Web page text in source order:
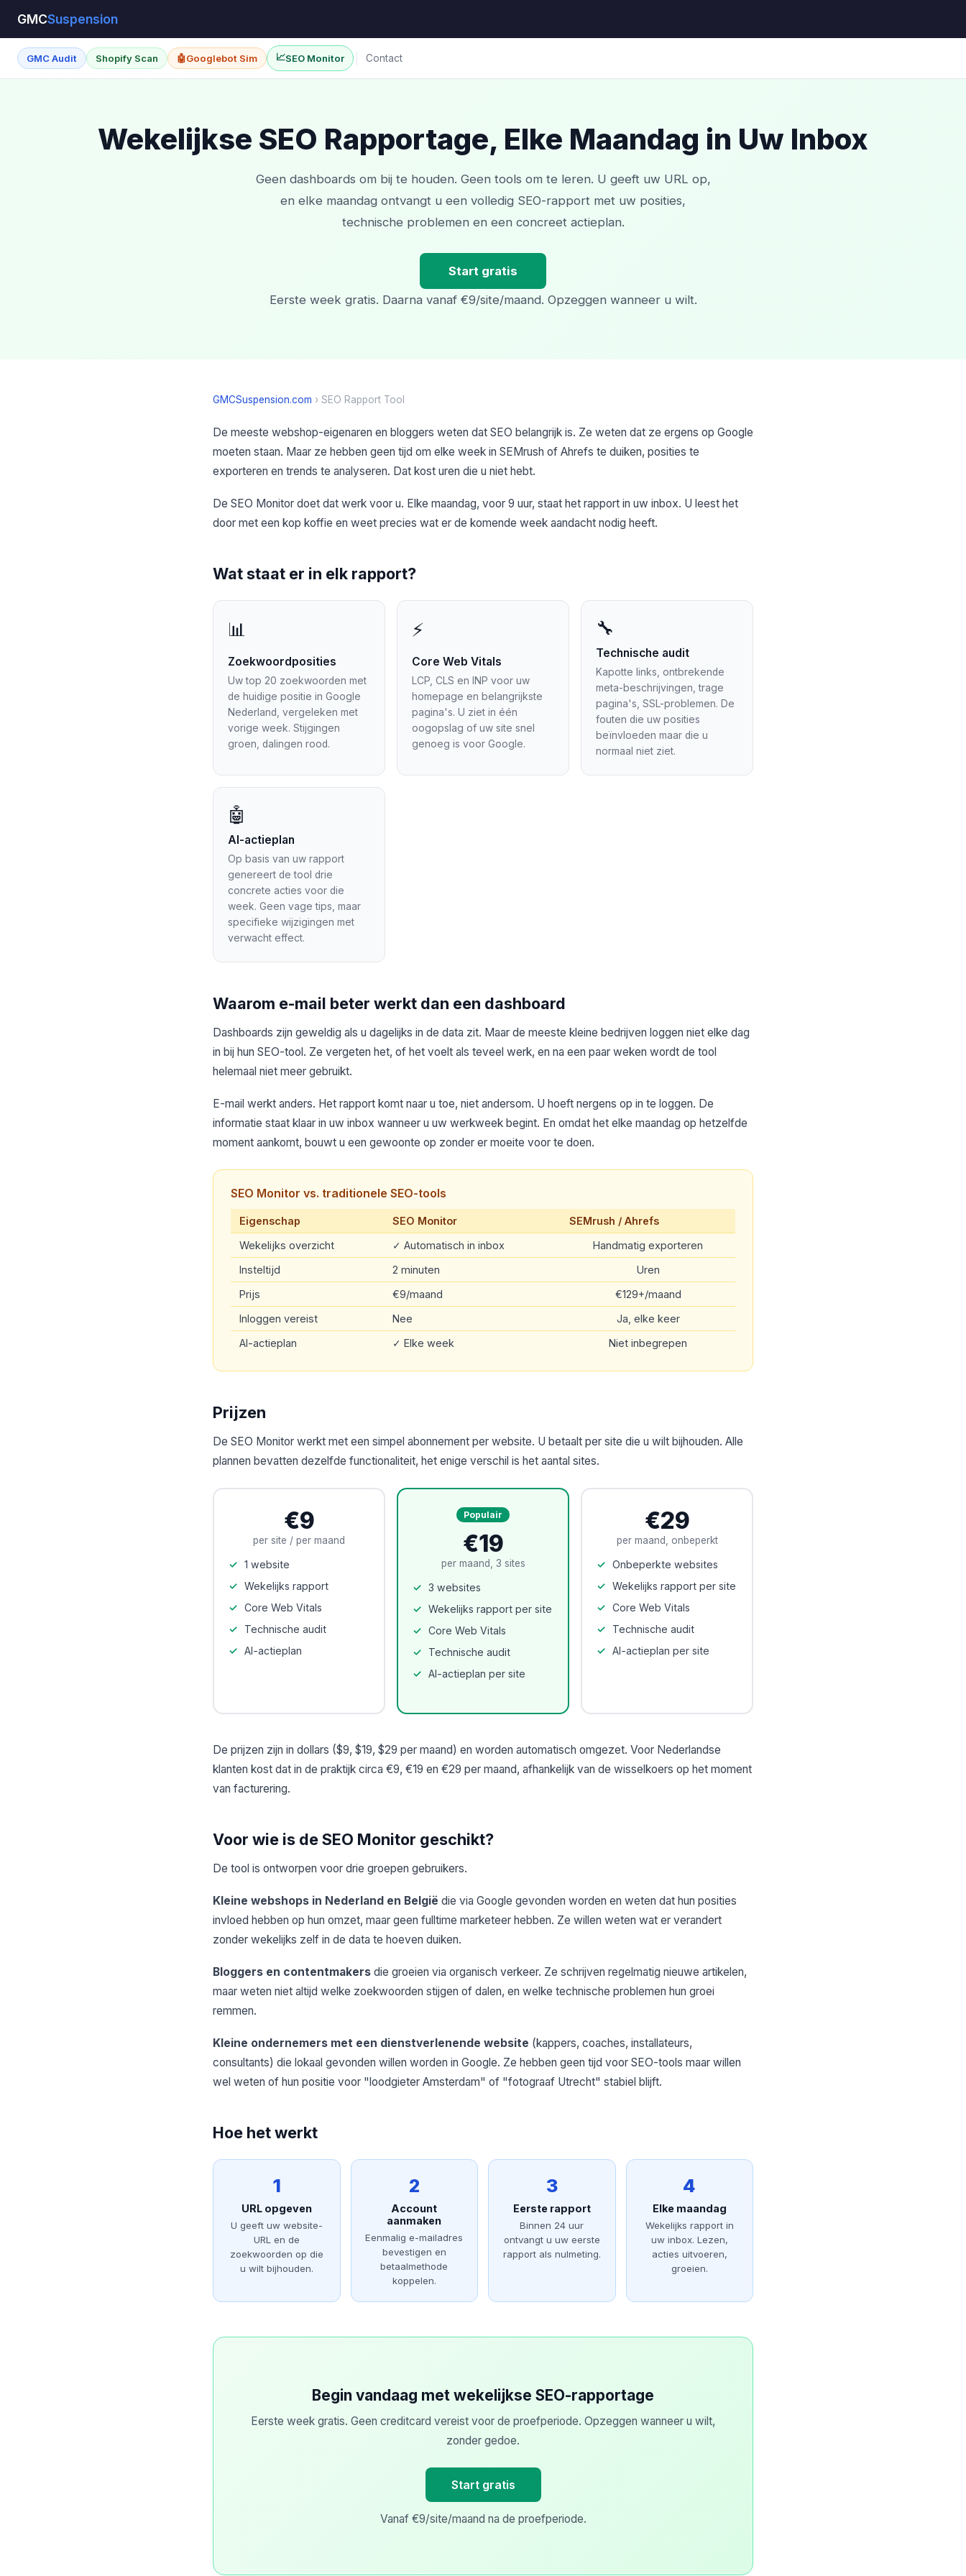
GMCSuspension
GMC Audit Shopify Scan 🤖Googlebot Sim 📈SEO Monitor Contact
Wekelijkse SEO Rapportage, Elke Maandag in Uw Inbox
Geen dashboards om bij te houden. Geen tools om te leren. U geeft uw URL op,
en elke maandag ontvangt u een volledig SEO-rapport met uw posities,
technische problemen en een concreet actieplan.
Start gratis
Eerste week gratis. Daarna vanaf €9/site/maand. Opzeggen wanneer u wilt.
GMCSuspension.com › SEO Rapport Tool
De meeste webshop-eigenaren en bloggers weten dat SEO belangrijk is. Ze weten dat ze ergens op Google
moeten staan. Maar ze hebben geen tijd om elke week in SEMrush of Ahrefs te duiken, posities te
exporteren en trends te analyseren. Dat kost uren die u niet hebt.
De SEO Monitor doet dat werk voor u. Elke maandag, voor 9 uur, staat het rapport in uw inbox. U leest het
door met een kop koffie en weet precies wat er de komende week aandacht nodig heeft.
Wat staat er in elk rapport?
📊
Zoekwoordposities
Uw top 20 zoekwoorden met
de huidige positie in Google
Nederland, vergeleken met
vorige week. Stijgingen
groen, dalingen rood.
⚡
Core Web Vitals
LCP, CLS en INP voor uw
homepage en belangrijkste
pagina's. U ziet in één
oogopslag of uw site snel
genoeg is voor Google.
🔧
Technische audit
Kapotte links, ontbrekende
meta-beschrijvingen, trage
pagina's, SSL-problemen. De
fouten die uw posities
beïnvloeden maar die u
normaal niet ziet.
🤖
AI-actieplan
Op basis van uw rapport
genereert de tool drie
concrete acties voor die
week. Geen vage tips, maar
specifieke wijzigingen met
verwacht effect.
Waarom e-mail beter werkt dan een dashboard
Dashboards zijn geweldig als u dagelijks in de data zit. Maar de meeste kleine bedrijven loggen niet elke dag
in bij hun SEO-tool. Ze vergeten het, of het voelt als teveel werk, en na een paar weken wordt de tool
helemaal niet meer gebruikt.
E-mail werkt anders. Het rapport komt naar u toe, niet andersom. U hoeft nergens op in te loggen. De
informatie staat klaar in uw inbox wanneer u uw werkweek begint. En omdat het elke maandag op hetzelfde
moment aankomt, bouwt u een gewoonte op zonder er moeite voor te doen.
SEO Monitor vs. traditionele SEO-tools
Eigenschap SEO Monitor
SEMrush / Ahrefs
Wekelijks overzicht
✓ Automatisch in inbox
Handmatig exporteren
Insteltijd
2 minuten
Uren
Prijs
€9/maand
€129+/maand
Inloggen vereist
Nee
Ja, elke keer
AI-actieplan
✓ Elke week Niet inbegrepen
Prijzen
De SEO Monitor werkt met een simpel abonnement per website. U betaalt per site die u wilt bijhouden. Alle
plannen bevatten dezelfde functionaliteit, het enige verschil is het aantal sites.
€9
per site / per maand
1 website
Wekelijks rapport
Core Web Vitals
Technische audit
AI-actieplan
Populair
€19
per maand, 3 sites
3 websites
Wekelijks rapport per site
Core Web Vitals
Technische audit
AI-actieplan per site
€29
per maand, onbeperkt
Onbeperkte websites
Wekelijks rapport per site
Core Web Vitals
Technische audit
AI-actieplan per site
De prijzen zijn in dollars ($9, $19, $29 per maand) en worden automatisch omgezet. Voor Nederlandse
klanten kost dat in de praktijk circa €9, €19 en €29 per maand, afhankelijk van de wisselkoers op het moment
van facturering.
Voor wie is de SEO Monitor geschikt?
De tool is ontworpen voor drie groepen gebruikers.
Kleine webshops in Nederland en België die via Google gevonden worden en weten dat hun posities
invloed hebben op hun omzet, maar geen fulltime marketeer hebben. Ze willen weten wat er verandert
zonder wekelijks zelf in de data te hoeven duiken.
Bloggers en contentmakers die groeien via organisch verkeer. Ze schrijven regelmatig nieuwe artikelen,
maar weten niet altijd welke zoekwoorden stijgen of dalen, en welke technische problemen hun groei
remmen.
Kleine ondernemers met een dienstverlenende website (kappers, coaches, installateurs,
consultants) die lokaal gevonden willen worden in Google. Ze hebben geen tijd voor SEO-tools maar willen
wel weten of hun positie voor "loodgieter Amsterdam" of "fotograaf Utrecht" stabiel blijft.
Hoe het werkt
1
URL opgeven
U geeft uw website-
URL en de
zoekwoorden op die
u wilt bijhouden.
2
Account
aanmaken
Eenmalig e-mailadres
bevestigen en
betaalmethode
koppelen.
3
Eerste rapport
Binnen 24 uur
ontvangt u uw eerste
rapport als nulmeting.
4
Elke maandag
Wekelijks rapport in
uw inbox. Lezen,
acties uitvoeren,
groeien.
Begin vandaag met wekelijkse SEO-rapportage
Eerste week gratis. Geen creditcard vereist voor de proefperiode. Opzeggen wanneer u wilt,
zonder gedoe.
Start gratis
Vanaf €9/site/maand na de proefperiode.